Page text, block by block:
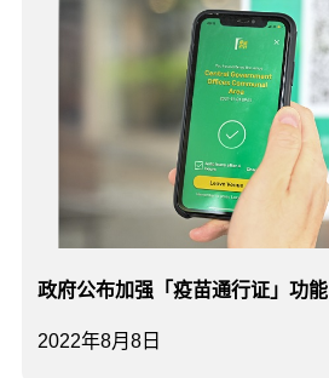
2022年8月8日
政府公布加强「疫苗通行证」功能